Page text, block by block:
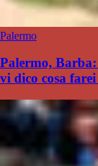
Palermo
Palermo,
vi dico cosa